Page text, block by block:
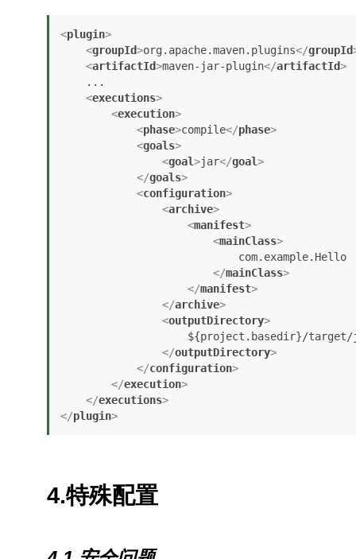
<plugin>
<groupId>org.apache.maven.plugins</groupId
<artifactId>maven-jar-plugin</artifactId>
<executions>
<execution>
<phase>compile</phase>
<goals>
<goal>jar</goal>
</goals>
<configuration>
<archive>
<manifest>
<mainClass>
</mainClass>
</manifest>
</archive>
<outputDirectory>
</outputDirectory>
</configuration>
</execution>
</executions>
</plugin>
4.特殊配置